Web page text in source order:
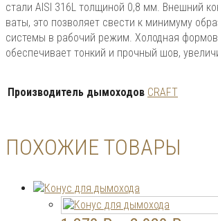
стали AISI 316L толщиной 0,8 мм. Внешний
ваты, это позволяет свести к минимуму
системы в рабочий режим. Холодная
обеспечивает тонкий и прочный шов,
Производитель дымоходов CRAFT
ПОХОЖИЕ ТОВАРЫ